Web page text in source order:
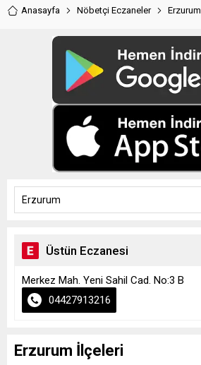
Anasayfa Nöbetçi Eczaneler Erzurum
Erzurum
Üstün Eczanesi
Merkez Mah. Yeni Sahil Cad. No:3 B
04427913216
Erzurum İlçeleri